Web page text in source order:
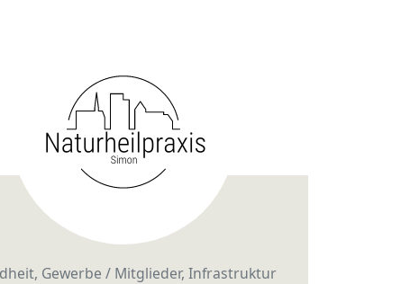
Gewerbe / Mitglieder, Infrastruktur